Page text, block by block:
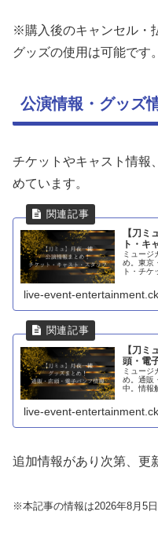
※購入後のキャンセル・
グッズの使用は可能です。
公演情報・グッズ
チケットやキャスト情報
めています。
【刀ミ
ト・キ
ミュージ
め。東京
ト・チケ
live-event-
【刀ミ
頭・電
ミュージ
め。通販
中。情報
live-event-
追加情報があり次第、更
※本記事の情報は2026年8月5日